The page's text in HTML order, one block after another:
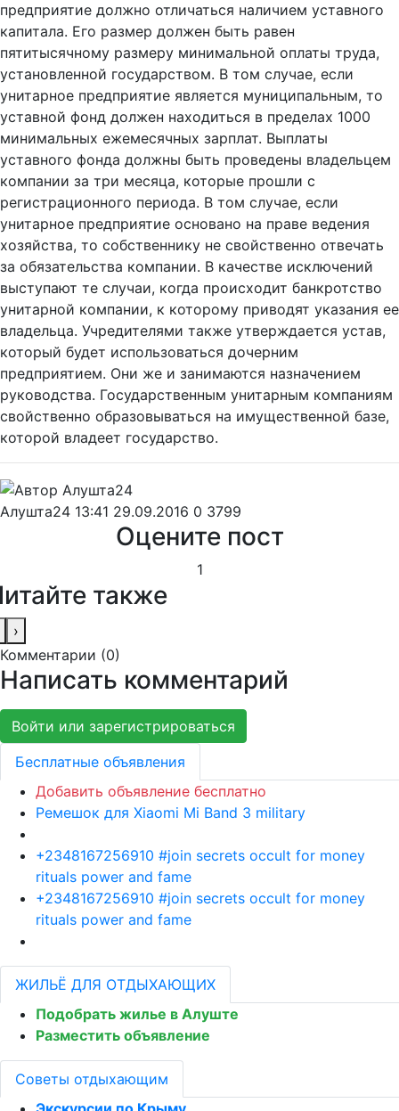
предприятие должно отличаться наличием уставного
капитала. Его размер должен быть равен
пятитысячному размеру минимальной оплаты труда,
установленной государством. В том случае, если
унитарное предприятие является муниципальным, то
уставной фонд должен находиться в пределах 1000
минимальных ежемесячных зарплат. Выплаты
уставного фонда должны быть проведены владельцем
компании за три месяца, которые прошли с
регистрационного периода. В том случае, если
унитарное предприятие основано на праве ведения
хозяйства, то собственнику не свойственно отвечать
за обязательства компании. В качестве исключений
выступают те случаи, когда происходит банкротство
унитарной компании, к которому приводят указания ее
владельца. Учредителями также утверждается устав,
который будет использоваться дочерним
предприятием. Они же и занимаются назначением
руководства. Государственным унитарным компаниям
свойственно образовываться на имущественной базе,
которой владеет государство.
Алушта24 13:41 29.09.2016 0 3799
Оцените пост
1
также
›
Комментарии (0)
Написать комментарий
Войти или зарегистрироваться
Бесплатные объявления
Добавить объявление бесплатно
Ремешок для Xiaomi Mi Band 3 military
+2348167256910 #join secrets occult for money
rituals power and fame
+2348167256910 #join secrets occult for money
rituals power and fame
ЖИЛЬЁ ДЛЯ ОТДЫХАЮЩИХ
Подобрать жилье в Алуште
Разместить объявление
Советы отдыхающим